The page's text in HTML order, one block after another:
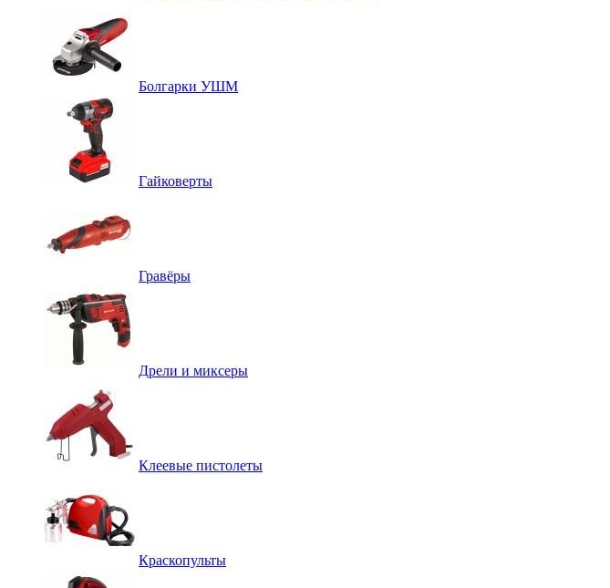
Болгарки УШМ
Гайковерты
Гравёры
Дрели и миксеры
Клеевые пистолеты
Краскопульты